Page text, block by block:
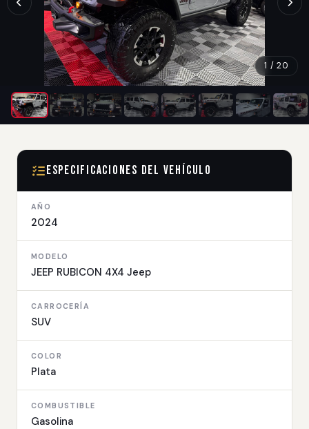
1 / 20
Especificaciones del Vehículo
AÑO
2024
MODELO
JEEP RUBICON 4X4 Jeep
CARROCERÍA
SUV
COLOR
Plata
COMBUSTIBLE
Gasolina